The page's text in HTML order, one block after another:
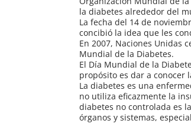
la diabetes alrededor del
La fecha del 14 de
concibió la idea que les
En 2007, Naciones Unidas
Mundial de la Diabetes.
El Día Mundial de la
propósito es dar a conocer
La diabetes es una
no utiliza eficazmente la
diabetes no controlada es
órganos y sistemas,